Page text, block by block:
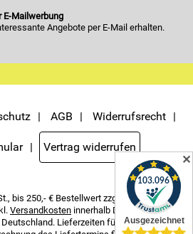
E-Mailwerbung
Angebote per E-Mail erhalten.
Zwecken wird in anonymer Form
oder indem Sie den Link "Abmelden" am
Die
Datenschutzerklärunghabe ich
AGB Widerrufsrecht
Vertrag widerrufen
bis 250,- € Bestellwert zzgl.
Versandkosten
Versandkosten innerhalb Deutschlands
Lieferzeiten für andere Länder
✕